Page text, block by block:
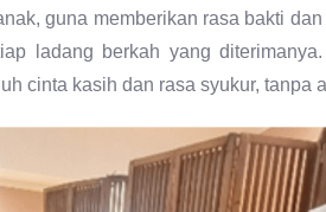
guna memberikan rasa bakti
ladang berkah yang
cinta kasih dan rasa syukur, tanpa